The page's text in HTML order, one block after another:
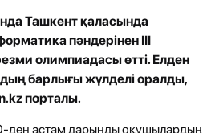
Ташкент қаласында
пәндерінен III
олимпиадасы өтті. Елден
барлығы жүлделі оралды,
порталы.
ден астам дарынды оқушылардың